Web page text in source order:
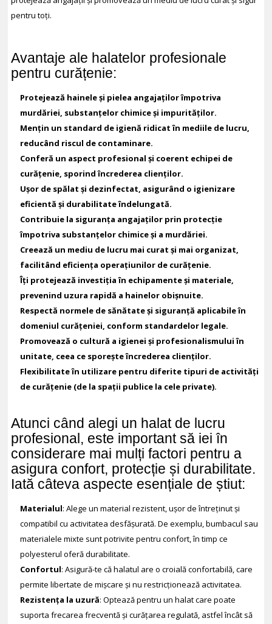
pentru toți.
Avantaje ale halatelor profesionale
pentru curățenie:
Protejează hainele și pielea angajaților împotriva
murdăriei, substanțelor chimice și impurităților.
Mențin un standard de igienă ridicat în mediile de lucru,
reducând riscul de contaminare.
Conferă un aspect profesional și coerent echipei de
curățenie, sporind încrederea clienților.
Ușor de spălat și dezinfectat, asigurând o igienizare
eficientă și durabilitate îndelungată.
Contribuie la siguranța angajaților prin protecție
împotriva substanțelor chimice și a murdăriei.
Creează un mediu de lucru mai curat și mai organizat,
facilitând eficiența operațiunilor de curățenie.
Îți protejează investiția în echipamente și materiale,
prevenind uzura rapidă a hainelor obișnuite.
Respectă normele de sănătate și siguranță aplicabile în
domeniul curățeniei, conform standardelor legale.
Promovează o cultură a igienei și profesionalismului în
unitate, ceea ce sporește încrederea clienților.
Flexibilitate în utilizare pentru diferite tipuri de activități
de curățenie (de la spații publice la cele private).
Atunci când alegi un halat de lucru
profesional, este important să iei în
considerare mai mulți factori pentru a
asigura confort, protecție și durabilitate.
Iată câteva aspecte esențiale de știut:
Materialul: Alege un material rezistent, ușor de întreținut și
compatibil cu activitatea desfășurată. De exemplu, bumbacul sau
materialele mixte sunt potrivite pentru confort, în timp ce
polyesterul oferă durabilitate.
Confortul: Asigură-te că halatul are o croială confortabilă, care
permite libertate de mișcare și nu restricționează activitatea.
Rezistența la uzură: Optează pentru un halat care poate
suporta frecarea frecventă și curățarea regulată, astfel încât să